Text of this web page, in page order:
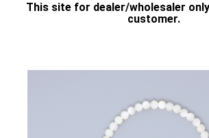
This site for dealer/wholesaler
customer.